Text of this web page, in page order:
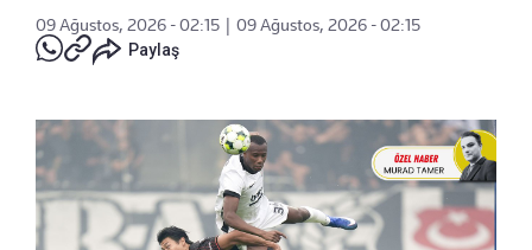
09 Ağustos, 2026 - 02:15
09 Ağustos, 2026 - 02:15
Paylaş